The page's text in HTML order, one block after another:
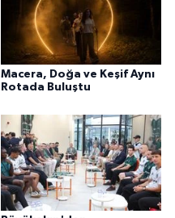
Macera, Doğa ve Keşif Aynı
Rotada Buluştu